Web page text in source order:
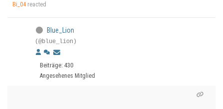
Bi_04 reacted
Blue_Lion
(@blue_lion)
Beiträge: 430
Angesehenes Mitglied